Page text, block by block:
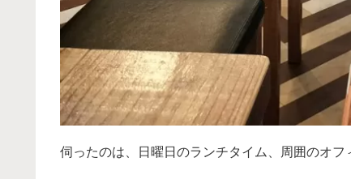
伺ったのは、日曜日のランチタイム、周囲のオフ